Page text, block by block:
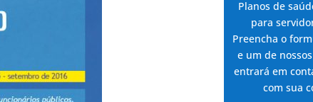
Planos de
para
Preencha o
e um de
entrará em
com sua